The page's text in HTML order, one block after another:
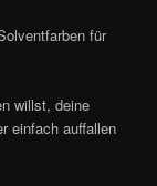
für
willst, deine
einfach auffallen